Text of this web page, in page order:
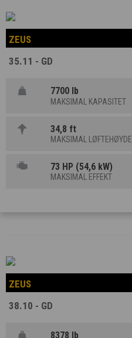
ZEUS
35.11 - GD
7700 lb
MAKSIMAL KAPASITET
34,8 ft
MAKSIMAL LØFTEHØYDE
73 HP (54,6 kW)
MAKSIMAL EFFEKT
ZEUS
38.10 - GD
8378 lb